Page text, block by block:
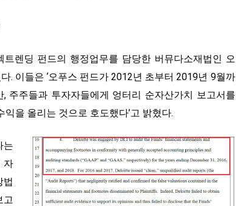
렌딩 펀드의 행정업무를 담당한 버뮤다소재법인 오
. 이들은 ‘오푸스 펀드가 2012년 초부터 2019년 9월까
주주들과 투자자들에게 엉터리 순자산가치 보고서를
을 올리는 것으로 호도했다’고 밝혔다.
는
자
법
고